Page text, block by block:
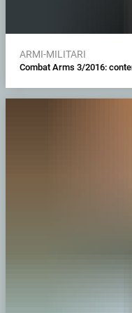
ARMI-MILITARI
Combat Arms 3/2016: